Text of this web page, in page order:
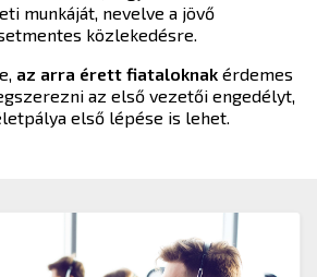
munkáját, nevelve a jövő
közlekedésre.
az arra érett fiataloknak érdemes
az első vezetői engedélyt,
első lépése is lehet.